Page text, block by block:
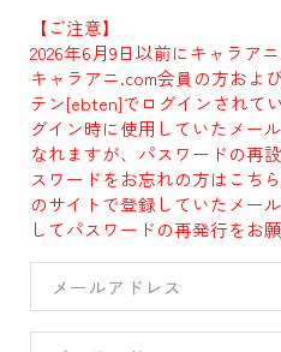
【ご注意】
2026年6月9日以前にキャラア
キャラアニ.com会員の方およ
テン[ebten]でログインされて
グイン時に使用していたメー
なれますが、パスワードの再
スワードをお忘れの方はこち
のサイトで登録していたメー
してパスワードの再発行をお